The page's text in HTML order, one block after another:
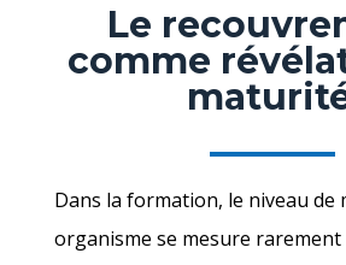
Le
comme
Dans la formation, le niveau de
organisme se mesure rarement